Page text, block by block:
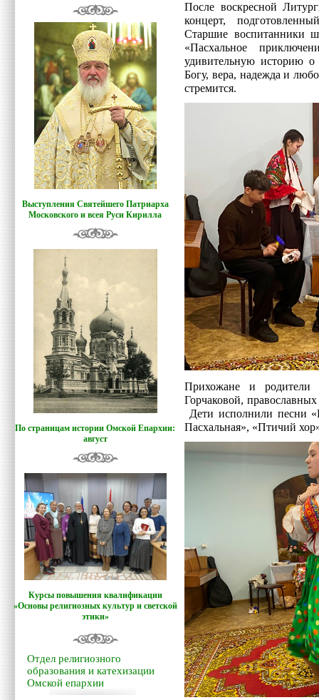
Выступления Святейшего Патриарха
Московского и всея Руси Кирилла
По страницам истории Омской Епархии:
август
Курсы повышения квалификации
«Основы религиозных культур и светской
этики»
Отдел религиозного
образования и катехизации
Омской епархии
После воскресной
концерт,
Старшие воспитанники
«Пасхальное
удивительную историю о
Богу, вера, надежда и
стремится.
Прихожане и
Горчаковой,
Дети исполнили песни
Пасхальная», «Птичий